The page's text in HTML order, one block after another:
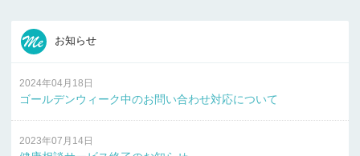
お知らせ
2024年04月18日
ゴールデンウィーク中のお問い合わせ対応について
2023年07月14日